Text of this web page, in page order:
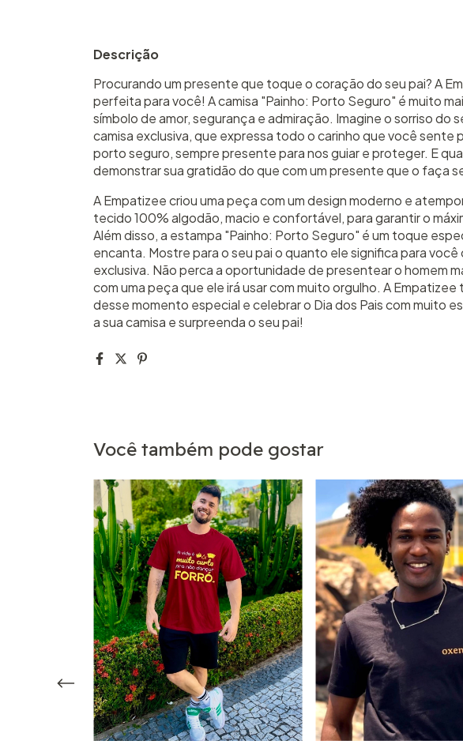
Descrição
Procurando um presente que toque o coração do seu pai? A
perfeita para você! A camisa "Painho: Porto Seguro" é muito
símbolo de amor, segurança e admiração. Imagine o sorriso do
camisa exclusiva, que expressa todo o carinho que você sente
porto seguro, sempre presente para nos guiar e proteger. E
demonstrar sua gratidão do que com um presente que o faça
A Empatizee criou uma peça com um design moderno e
tecido 100% algodão, macio e confortável, para garantir o
Além disso, a estampa "Painho: Porto Seguro" é um toque
encanta. Mostre para o seu pai o quanto ele significa para você
exclusiva. Não perca a oportunidade de presentear o homem
com uma peça que ele irá usar com muito orgulho. A
desse momento especial e celebrar o Dia dos Pais com muito
a sua camisa e surpreenda o seu pai!
Você também pode gostar